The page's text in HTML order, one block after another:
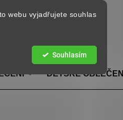
webu vyjadřujete souhlas
Souhlasím
DĚTSKÉ OBLEČENÍ